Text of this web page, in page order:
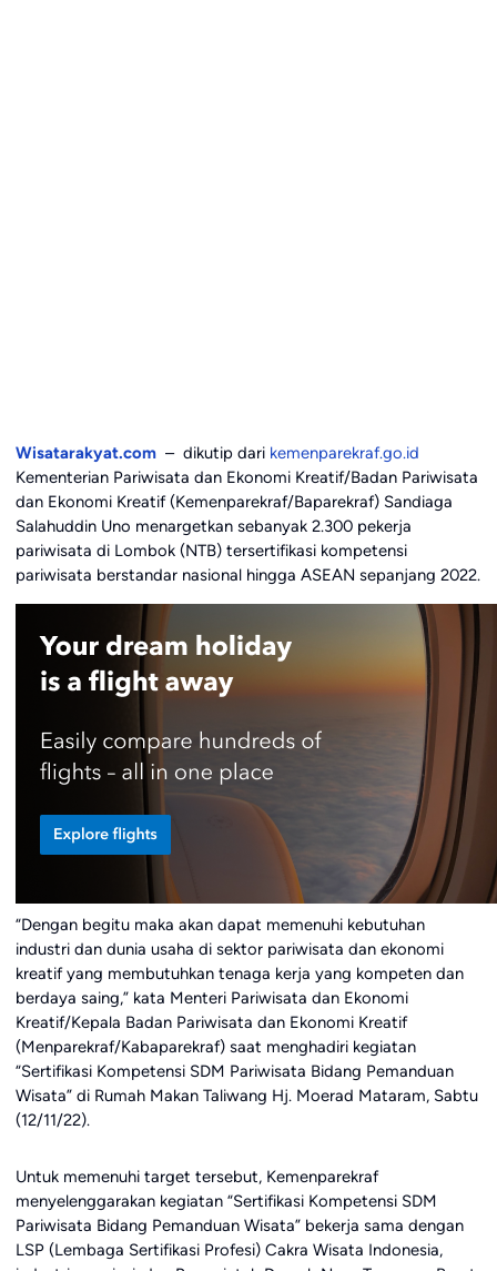
Wisatarakyat.com – dikutip dari kemenparekraf.go.id
Kementerian Pariwisata dan Ekonomi Kreatif/Badan Pariwisata
dan Ekonomi Kreatif (Kemenparekraf/Baparekraf) Sandiaga
Salahuddin Uno menargetkan sebanyak 2.300 pekerja
pariwisata di Lombok (NTB) tersertifikasi kompetensi
pariwisata berstandar nasional hingga ASEAN sepanjang 2022.
“Dengan begitu maka akan dapat memenuhi kebutuhan
industri dan dunia usaha di sektor pariwisata dan ekonomi
kreatif yang membutuhkan tenaga kerja yang kompeten dan
berdaya saing,” kata Menteri Pariwisata dan Ekonomi
Kreatif/Kepala Badan Pariwisata dan Ekonomi Kreatif
(Menparekraf/Kabaparekraf) saat menghadiri kegiatan
“Sertifikasi Kompetensi SDM Pariwisata Bidang Pemanduan
Wisata” di Rumah Makan Taliwang Hj. Moerad Mataram, Sabtu
(12/11/22).
Untuk memenuhi target tersebut, Kemenparekraf
menyelenggarakan kegiatan “Sertifikasi Kompetensi SDM
Pariwisata Bidang Pemanduan Wisata” bekerja sama dengan
LSP (Lembaga Sertifikasi Profesi) Cakra Wisata Indonesia,